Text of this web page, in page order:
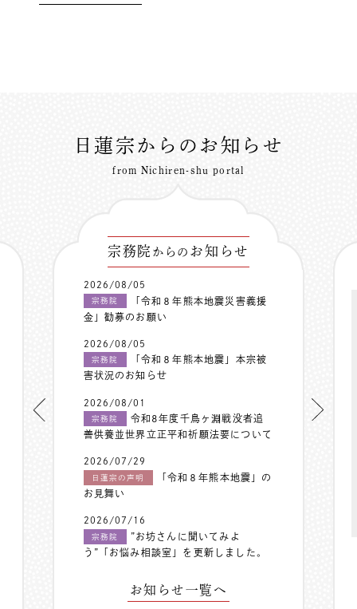
日蓮宗からのお知らせ
from Nichiren-shu portal
宗務院 からの お知らせ
2026/08/05
宗務院
「令和８年熊本地震災害義援
金」勧募のお願い
2026/08/05
宗務院
「令和８年熊本地震」本宗被
害状況のお知らせ
2026/08/01
宗務院
令和8年度千鳥ヶ淵戦没者追
善供養並世界立正平和祈願法要について
2026/07/29
日蓮宗の声明
「令和８年熊本地震」の
お見舞い
2026/07/16
宗務院
”お坊さんに聞いてみよ
う”「お悩み相談室」を更新しました。
お知らせ一覧へ